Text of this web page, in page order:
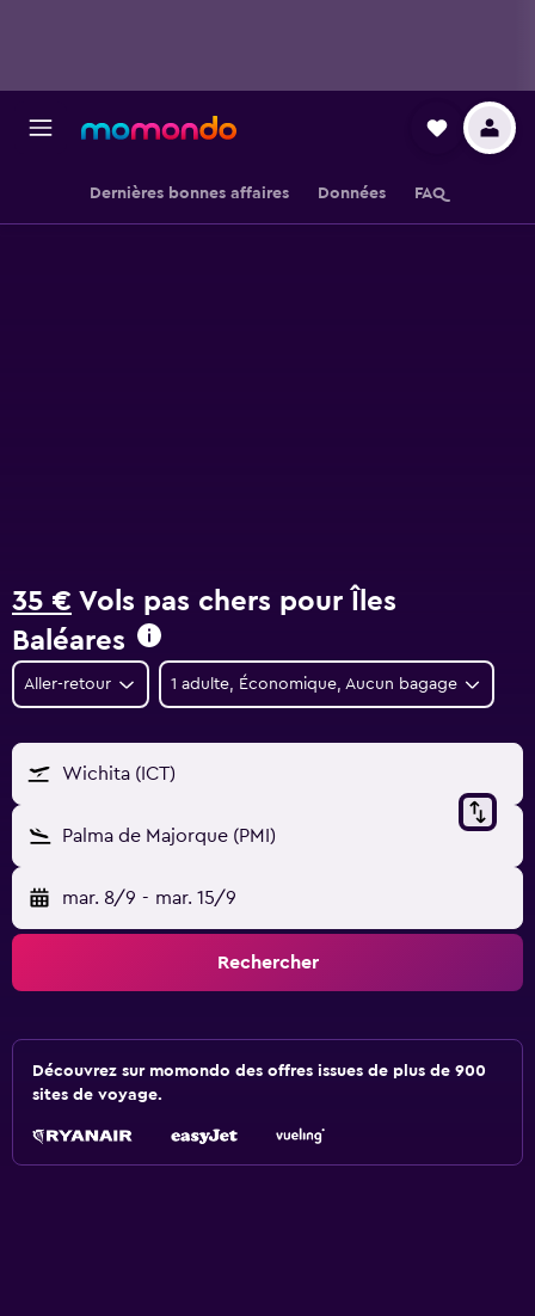
Dernières bonnes affaires Données FAQ
35 € Vols pas chers pour Îles
Baléares
Aller-retour 1 adulte, Économique, Aucun bagage
Wichita (ICT)
Palma de Majorque (PMI)
mar. 8/9 - mar. 15/9
Rechercher
Découvrez sur momondo des offres issues de plus de 900
sites de voyage.